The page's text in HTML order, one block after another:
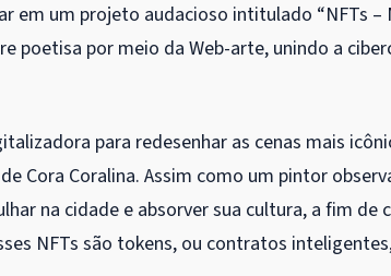
em um projeto audacioso intitulado “NFTs –
poetisa por meio da Web-arte, unindo a
para redesenhar as cenas mais
Cora Coralina. Assim como um pintor
na cidade e absorver sua cultura, a fim de
NFTs são tokens, ou contratos